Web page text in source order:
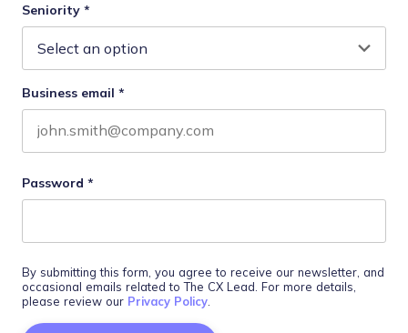
Seniority *
Business email *
Password *
By submitting this form, you agree to receive our newsletter, and
occasional emails related to The CX Lead. For more details,
please review our Privacy Policy.